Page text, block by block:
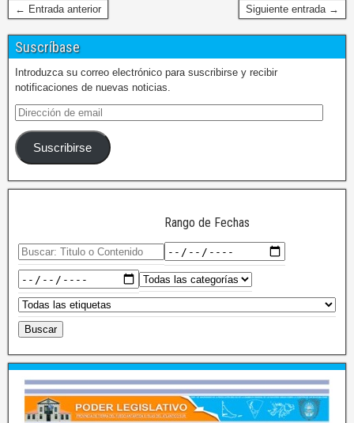
← Entrada anterior Siguiente entrada →
Suscríbase
Introduzca su correo electrónico para suscribirse y recibir
notificaciones de nuevas noticias.
Suscribirse
Rango de Fechas